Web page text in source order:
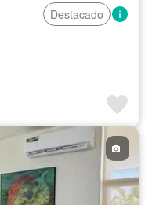
Destacado